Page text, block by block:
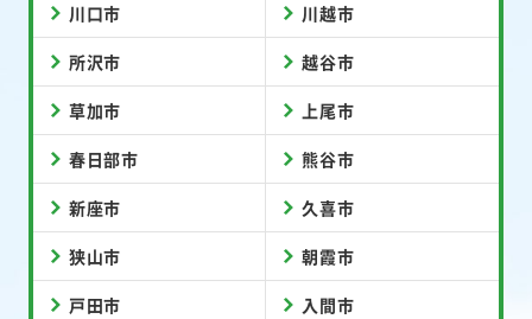
川口市 川越市
所沢市 越谷市
草加市 上尾市
春日部市 熊谷市
新座市 久喜市
狭山市 朝霞市
戸田市 入間市